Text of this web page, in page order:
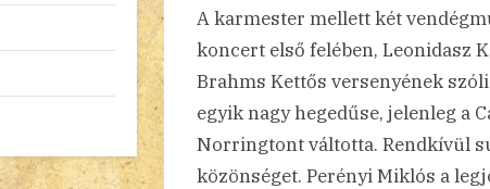
A karmester mellett két
koncert első felében, Leonidasz
Brahms Kettős versenyének
egyik nagy hegedűse, jelenleg a
Norringtont váltotta. Rendkívül
közönséget. Perényi Miklós a